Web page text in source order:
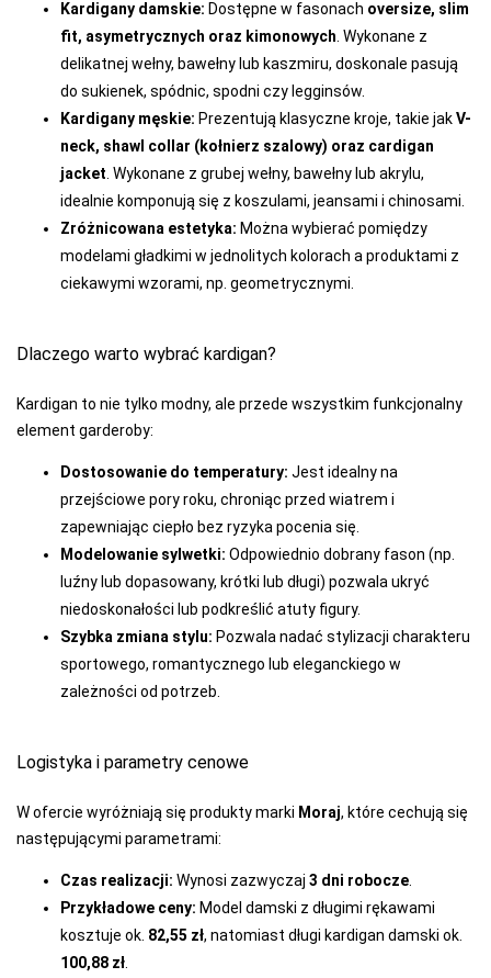
MARILYN
MARTEL
MAT
MEDIOLANO
MEDIUM
MEFEMI-
NIPPLEX
MERRIBEL
MITEX
MONA
MONDO-CALZA
MORAJ
NOVIKA
NOVITI
OBSESSIVE
PACIFIC CLUB
PARIPARI
PATION
PER TE
PIERRE CARDIN
Kardigany damskie: Dostępne w fasonach oversize, slim
fit, asymetrycznych oraz kimonowych . Wykonane z
delikatnej wełny, bawełny lub kaszmiru, doskonale pasują
do sukienek, spódnic, spodni czy legginsów.
Kardigany męskie: Prezentują klasyczne kroje, takie jakV-
neck, shawl collar (kołnierz szalowy) oraz cardigan
jacket . Wykonane z grubej wełny, bawełny lub akrylu,
idealnie komponują się z koszulami, jeansami i chinosami.
Zróżnicowana estetyka: Można wybierać pomiędzy
modelami gładkimi w jednolitych kolorach a produktami z
ciekawymi wzorami, np. geometrycznymi.
Dlaczego warto wybrać kardigan?
Kardigan to nie tylko modny, ale przede wszystkim funkcjonalny
element garderoby:
Dostosowanie do temperatury: Jest idealny na
przejściowe pory roku, chroniąc przed wiatrem i
zapewniając ciepło bez ryzyka pocenia się.
Modelowanie sylwetki: Odpowiednio dobrany fason (np.
luźny lub dopasowany, krótki lub długi) pozwala ukryć
niedoskonałości lub podkreślić atuty figury.
Szybka zmiana stylu: Pozwala nadać stylizacji charakteru
sportowego, romantycznego lub eleganckiego w
zależności od potrzeb.
Logistyka i parametry cenowe
W ofercie wyróżniają się produkty marki Moraj, które cechują się
następującymi parametrami:
Czas realizacji: Wynosi zazwyczaj 3 dni robocze
Przykładowe ceny: Model damski z długimi rękawami
kosztuje ok. 82,55 zł, natomiast długi kardigan damski ok.
100,88 zł